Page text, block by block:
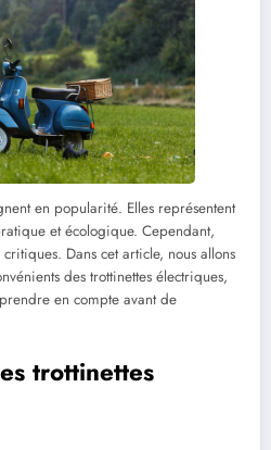
en popularité. Elles représentent
et écologique. Cependant,
Dans cet article, nous allons
des trottinettes électriques,
en compte avant de
trottinettes